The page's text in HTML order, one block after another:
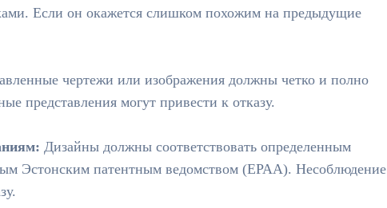
Если он окажется слишком похожим на предыдущие
чертежи или изображения должны четко и полно
представления могут привести к отказу.
Дизайны должны соответствовать определенным
Эстонским патентным ведомством (EPAA). Несоблюдение